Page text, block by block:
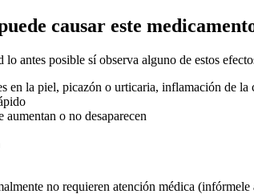
causar este
antes posible sí observa alguno de estos
en la piel, picazón o urticaria, inflamación de la
o no desaparecen
no requieren atención médica